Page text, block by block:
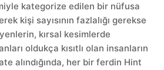
kategorize edilen bir nüfusa
kişi sayısının fazlalığı gerekse
kırsal kesimlerde
oldukça kısıtlı olan insanların
alındığında, her bir ferdin Hint